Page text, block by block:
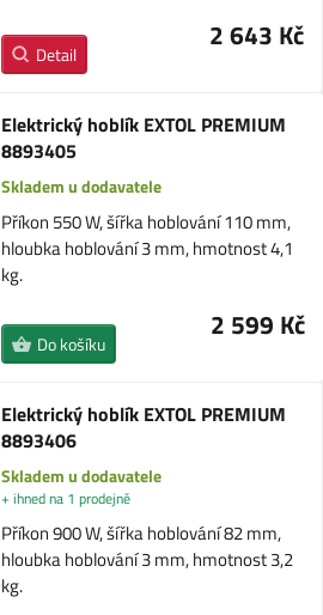
2 643 Kč
Detail
Elektrický hoblík EXTOL PREMIUM
8893405
Skladem u dodavatele
Příkon 550 W, šířka hoblování 110 mm,
hloubka hoblování 3 mm, hmotnost 4,1
kg.
2 599 Kč
Do košíku
Elektrický hoblík EXTOL PREMIUM
8893406
Skladem u dodavatele
+ ihned na 1 prodejně
Příkon 900 W, šířka hoblování 82 mm,
hloubka hoblování 3 mm, hmotnost 3,2
kg.